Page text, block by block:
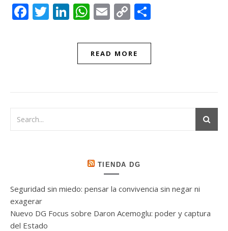
Facebook
Twitter
LinkedIn
WhatsApp
Email
Copy
READ MORE
TIENDA DG
Seguridad sin miedo: pensar la convivencia sin negar ni
exagerar
Nuevo DG Focus sobre Daron Acemoglu: poder y captura
del Estado